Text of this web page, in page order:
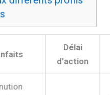
Délai
d’action